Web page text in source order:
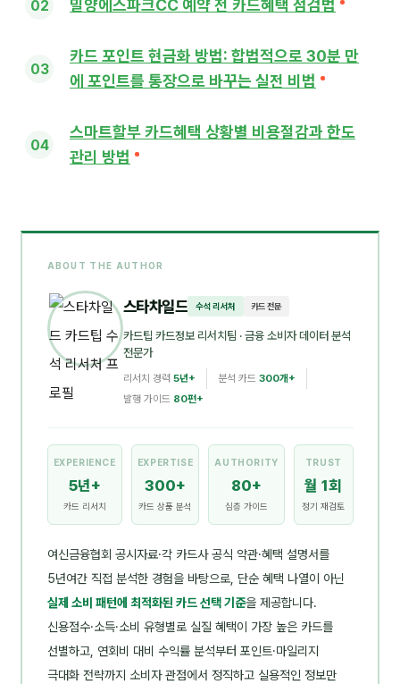
밀양에스파크CC 예약 전 카드혜택 점검법
카드 포인트 현금화 방법: 합법적으로 30분 만
에 포인트를 통장으로 바꾸는 실전 비법
스마트할부 카드혜택 상황별 비용절감과 한도
관리 방법
ABOUT THE AUTHOR
스타차일드 수석 리서처 카드 전문
카드팁 카드정보 리서치팀 · 금융 소비자 데이터 분석
전문가
리서치 경력 5년+ 분석 카드 300개+
발행 가이드 80편+
EXPERIENCE
5년+
카드 리서치
EXPERTISE
300+
카드 상품 분석
AUTHORITY
80+
심층 가이드
TRUST
월 1회
정기 재검토
여신금융협회 공시자료·각 카드사 공식 약관·혜택 설명서를
5년여간 직접 분석한 경험을 바탕으로, 단순 혜택 나열이 아닌
실제 소비 패턴에 최적화된 카드 선택 기준을 제공합니다.
신용점수·소득·소비 유형별로 실질 혜택이 가장 높은 카드를
선별하고, 연회비 대비 수익률 분석부터 포인트·마일리지
극대화 전략까지 소비자 관점에서 정직하고 실용적인 정보만